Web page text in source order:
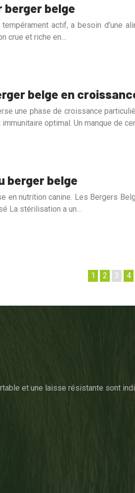
belge
actif, a besoin d’une
crue et riche en…
belge en
une phase de croissance
optimal. Un manque de
berger belge
en nutrition canine. Les Bergers
La stérilisation a un…
1 2 3 4
et une laisse résistante sont